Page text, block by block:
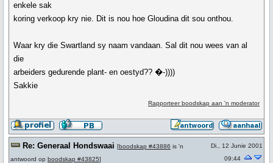
enkele sak
koring verkoop kry nie. Dit is nou hoe Gloudina dit sou onthou.
Waar kry die Swartland sy naam vandaan. Sal dit nou wees van al
die
arbeiders gedurende plant- en oestyd?? �-))))
Sakkie
Rapporteer boodskap aan 'n moderator
Re: Generaal Hondswaai [boodskap #43886 is 'n
antwoord op boodskap #43825]
Di., 12 Junie 2001
09:44